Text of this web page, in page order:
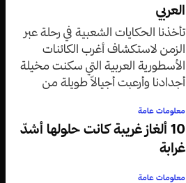
العربي
تأخذنا الحكايات الشعبية في رحلة عبر
الزمن لاستكشاف أغرب الكائنات
الأسطورية العربية التي سكنت مخيلة
أجدادنا وأرعبت أجيالاً طويلة من
معلومات عامة
10 ألغاز غريبة كانت حلولها أشدّ
غرابة
معلومات عامة